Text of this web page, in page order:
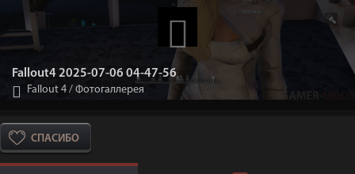
Fallout4 2025-07-06 04-47-56
Fallout 4 / Фотогаллерея
СПАСИБО